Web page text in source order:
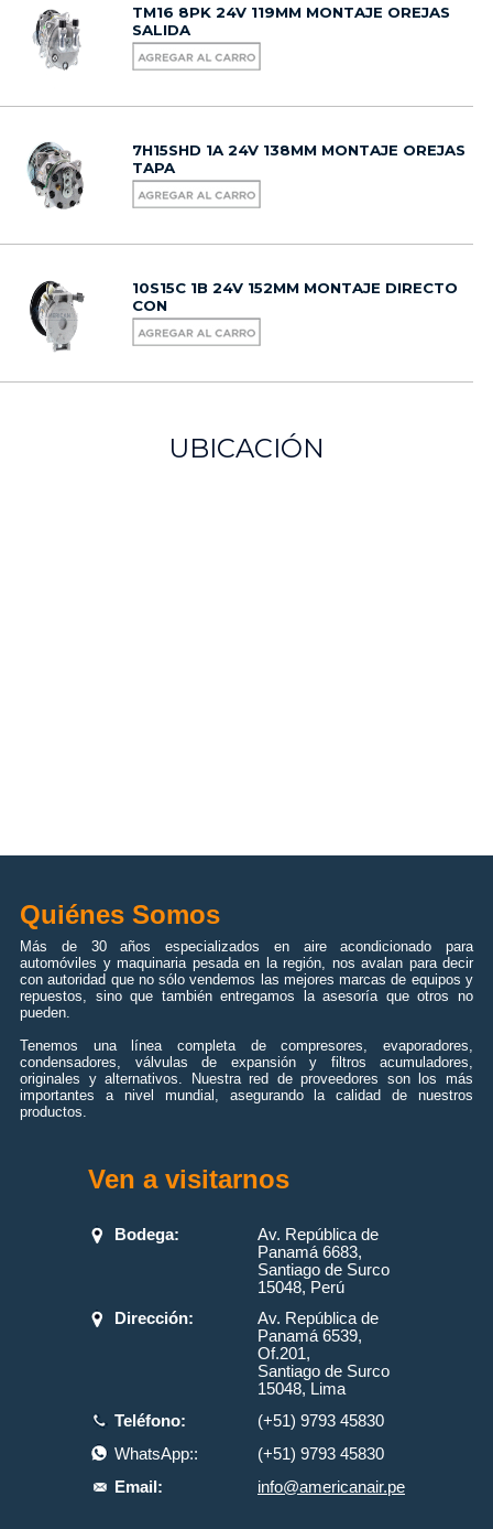
TM16 8PK 24V 119MM MONTAJE OREJAS
SALIDA
7H15SHD 1A 24V 138MM MONTAJE OREJAS
TAPA
10S15C 1B 24V 152MM MONTAJE DIRECTO
CON
UBICACIÓN
Quiénes Somos
Más de 30 años especializados en aire acondicionado para
automóviles y maquinaria pesada en la región, nos avalan para decir
con autoridad que no sólo vendemos las mejores marcas de equipos y
repuestos, sino que también entregamos la asesoría que otros no
pueden.
Tenemos una línea completa de compresores, evaporadores,
condensadores, válvulas de expansión y filtros acumuladores,
originales y alternativos. Nuestra red de proveedores son los más
importantes a nivel mundial, asegurando la calidad de nuestros
productos.
Ven a visitarnos
Bodega:
Av. República de
Panamá 6683,
Santiago de Surco
15048, Perú
Dirección:
Av. República de
Panamá 6539,
Of.201,
Santiago de Surco
15048, Lima
Teléfono:
(+51) 9793 45830
WhatsApp::
(+51) 9793 45830
Email:
info@americanair.pe